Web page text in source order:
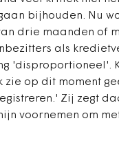
bijhouden. Nu
drie maanden of
als
'disproportioneel'.
zie op dit moment
Zij zegt
voornemen om